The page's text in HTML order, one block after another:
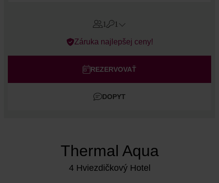
1 1
Errors?
Deti
Záruka najlepšej ceny!
REZERVOVAŤ
DOPYT
Thermal Aqua
4 Hviezdičkový Hotel